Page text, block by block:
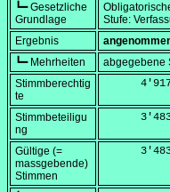
┗━ Gesetzliche
Grundlage
Stufe:
Ergebnis
┗━ Mehrheiten
abgegebene
Stimmberechtig
te
Stimmbeteiligu
ng
Gültige (=
massgebende)
Stimmen